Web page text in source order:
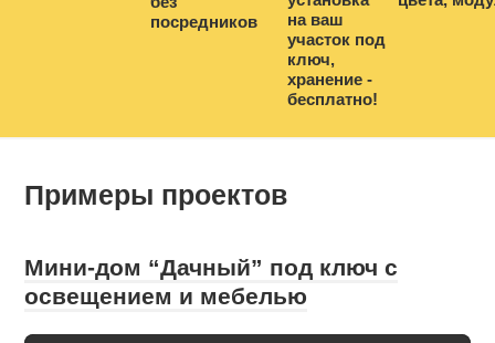
посредников
на ваш
участок под
ключ,
хранение -
бесплатно!
Примеры проектов
Мини-дом “Дачный” под ключ с
освещением и мебелью